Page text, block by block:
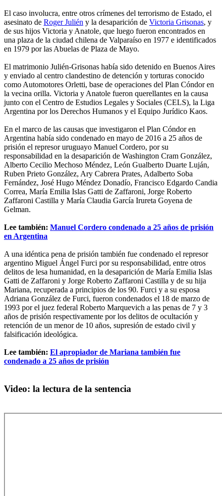
El caso involucra, entre otros crímenes del terrorismo de Estado, el
asesinato de Roger Julién y la desaparición de Victoria Grisonas, y
de sus hijos Victoria y Anatole, que luego fueron encontrados en
una plaza de la ciudad chilena de Valparaíso en 1977 e identificados
en 1979 por las Abuelas de Plaza de Mayo.
El matrimonio Julién-Grisonas había sido detenido en Buenos Aires
y enviado al centro clandestino de detención y torturas conocido
como Automotores Orletti, base de operaciones del Plan Cóndor en
la vecina orilla. Victoria y Anatole fueron querellantes en la causa
junto con el Centro de Estudios Legales y Sociales (CELS), la Liga
Argentina por los Derechos Humanos y el Equipo Jurídico Kaos.
En el marco de las causas que investigaron el Plan Cóndor en
Argentina había sido condenado en mayo de 2016 a 25 años de
prisión el represor uruguayo Manuel Cordero, por su
responsabilidad en la desaparición de Washington Cram González,
Alberto Cecilio Mechoso Méndez, León Gualberto Duarte Luján,
Ruben Prieto González, Ary Cabrera Prates, Adalberto Soba
Fernández, José Hugo Méndez Donadío, Francisco Edgardo Candia
Correa, María Emilia Islas Gatti de Zaffaroni, Jorge Roberto
Zaffaroni Castilla y María Claudia García Irureta Goyena de
Gelman.
Lee también: Manuel Cordero condenado a 25 años de prisión
en Argentina
A una idéntica pena de prisión también fue condenado el represor
argentino Miguel Ángel Furci por su responsabilidad, entre otros
delitos de lesa humanidad, en la desaparición de María Emilia Islas
Gatti de Zaffaroni y Jorge Roberto Zaffaroni Castilla y de su hija
Mariana, recuperada a principios de los 90. Furci y a su esposa
Adriana González de Furci, fueron condenados el 18 de marzo de
1993 por el juez federal Roberto Marquevich a las penas de 7 y 3
años de prisión respectivamente por los delitos de ocultación y
retención de un menor de 10 años, supresión de estado civil y
falsificación ideológica.
Lee también: El apropiador de Mariana también fue
condenado a 25 años de prisión
Video: la lectura de la sentencia